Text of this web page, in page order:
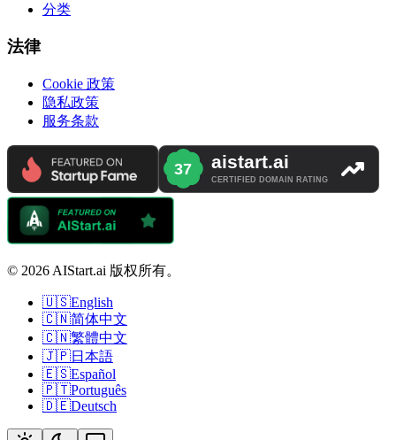
分类
法律
Cookie 政策
隐私政策
服务条款
© 2026 AIStart.ai 版权所有。
🇺🇸English
🇨🇳简体中文
🇨🇳繁體中文
🇯🇵日本語
🇪🇸Español
🇵🇹Português
🇩🇪Deutsch